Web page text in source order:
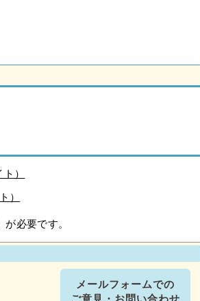
）
）
が必要です。
メールフォームでの